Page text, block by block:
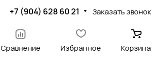
+7 (904) 628 60 21 Заказать звонок
Сравнение Избранное Корзина